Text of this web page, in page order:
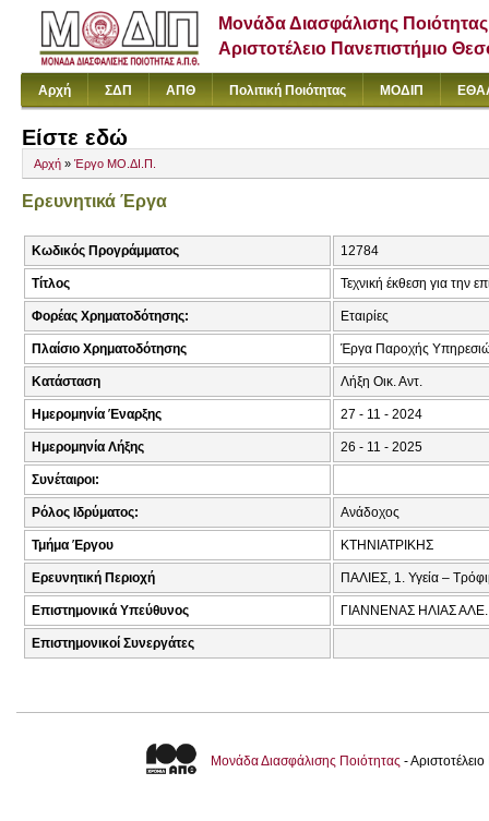
Μονάδα Διασφάλισης Ποιότητας
Αριστοτέλειο Πανεπιστήμιο
Αρχή ΣΔΠ ΑΠΘ Πολιτική Ποιότητας ΜΟΔΙΠ
Είστε εδώ
Αρχή » Έργο ΜΟ.ΔΙ.Π.
Ερευνητικά Έργα
Κωδικός Προγράμματος 12784
Τίτλος Τεχνική έκθεση για την
Φορέας Χρηματοδότησης: Εταιρίες
Πλαίσιο Χρηματοδότησης Έργα Παροχής
Κατάσταση Λήξη Οικ. Αντ.
Ημερομηνία Έναρξης 27 - 11 - 2024
Ημερομηνία Λήξης 26 - 11 - 2025
Συνέταιροι:
Ρόλος Ιδρύματος: Ανάδοχος
Τμήμα Έργου ΚΤΗΝΙΑΤΡΙΚΗΣ
Ερευνητική Περιοχή ΠΑΛΙΕΣ, 1. Υγεία –
Επιστημονικά Υπεύθυνος ΓΙΑΝΝΕΝΑΣ ΗΛΙΑΣ ΑΛΕ.
Επιστημονικοί Συνεργάτες
Μονάδα Διασφάλισης Ποιότητας -